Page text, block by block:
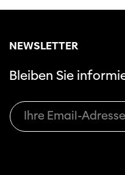
NEWSLETTER
Bleiben Sie